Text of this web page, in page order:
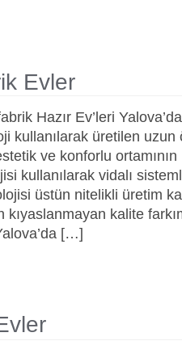
Evler
Hazır Ev’leri
kullanılarak üretilen
ve konforlu ortamının
kullanılarak vidalı
üstün nitelikli üretim
kalite
[…]